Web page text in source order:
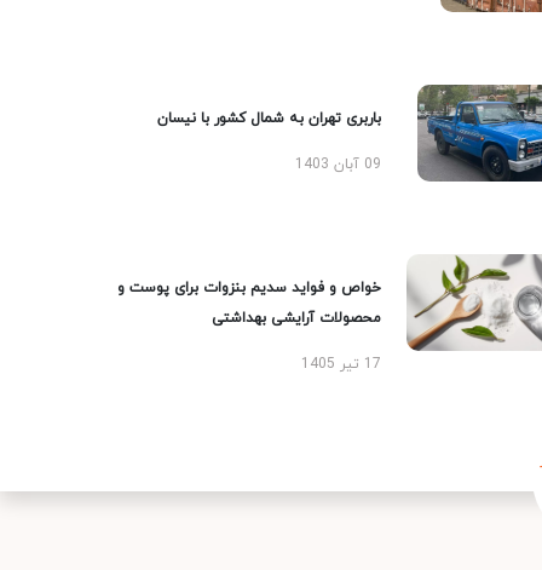
باربری تهران به شمال کشور با نیسان
09 آبان 1403
خواص و فواید سدیم بنزوات برای پوست و
محصولات آرایشی بهداشتی
17 تیر 1405